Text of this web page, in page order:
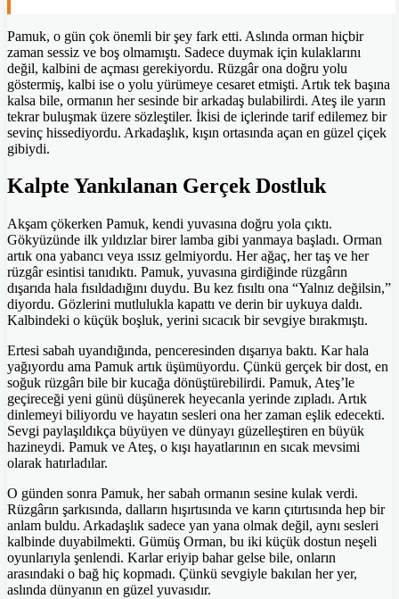
Pamuk, o gün çok önemli bir şey fark etti. Aslında orman hiçbir
zaman sessiz ve boş olmamıştı. Sadece duymak için kulaklarını
değil, kalbini de açması gerekiyordu. Rüzgâr ona doğru yolu
göstermiş, kalbi ise o yolu yürümeye cesaret etmişti. Artık tek başına
kalsa bile, ormanın her sesinde bir arkadaş bulabilirdi. Ateş ile yarın
tekrar buluşmak üzere sözleştiler. İkisi de içlerinde tarif edilemez bir
sevinç hissediyordu. Arkadaşlık, kışın ortasında açan en güzel çiçek
gibiydi.
Kalpte Yankılanan Gerçek Dostluk
Akşam çökerken Pamuk, kendi yuvasına doğru yola çıktı.
Gökyüzünde ilk yıldızlar birer lamba gibi yanmaya başladı. Orman
artık ona yabancı veya ıssız gelmiyordu. Her ağaç, her taş ve her
rüzgâr esintisi tanıdıktı. Pamuk, yuvasına girdiğinde rüzgârın
dışarıda hala fısıldadığını duydu. Bu kez fısıltı ona “Yalnız değilsin,”
diyordu. Gözlerini mutlulukla kapattı ve derin bir uykuya daldı.
Kalbindeki o küçük boşluk, yerini sıcacık bir sevgiye bırakmıştı.
Ertesi sabah uyandığında, penceresinden dışarıya baktı. Kar hala
yağıyordu ama Pamuk artık üşümüyordu. Çünkü gerçek bir dost, en
soğuk rüzgârı bile bir kucağa dönüştürebilirdi. Pamuk, Ateş’le
geçireceği yeni günü düşünerek heyecanla yerinde zıpladı. Artık
dinlemeyi biliyordu ve hayatın sesleri ona her zaman eşlik edecekti.
Sevgi paylaşıldıkça büyüyen ve dünyayı güzelleştiren en büyük
hazineydi. Pamuk ve Ateş, o kışı hayatlarının en sıcak mevsimi
olarak hatırladılar.
O günden sonra Pamuk, her sabah ormanın sesine kulak verdi.
Rüzgârın şarkısında, dalların hışırtısında ve karın çıtırtısında hep bir
anlam buldu. Arkadaşlık sadece yan yana olmak değil, aynı sesleri
kalbinde duyabilmekti. Gümüş Orman, bu iki küçük dostun neşeli
oyunlarıyla şenlendi. Karlar eriyip bahar gelse bile, onların
arasındaki o bağ hiç kopmadı. Çünkü sevgiyle bakılan her yer,
aslında dünyanın en güzel yuvasıdır.